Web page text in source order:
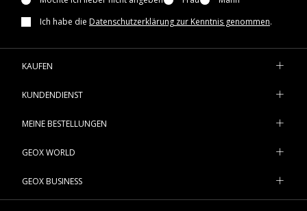
Ich habe die Datenschutzerklärung zur Kenntnis genommen.
KAUFEN
KUNDENDIENST
MEINE BESTELLUNGEN
GEOX WORLD
GEOX BUSINESS